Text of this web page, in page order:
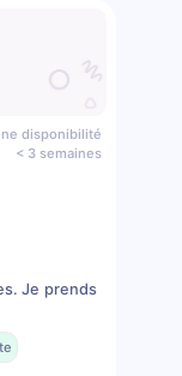
disponibilité
< 3 semaines
Je prends